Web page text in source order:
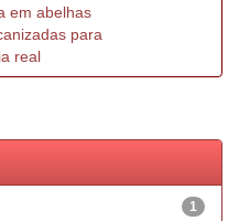
em abelhas
para
real
1